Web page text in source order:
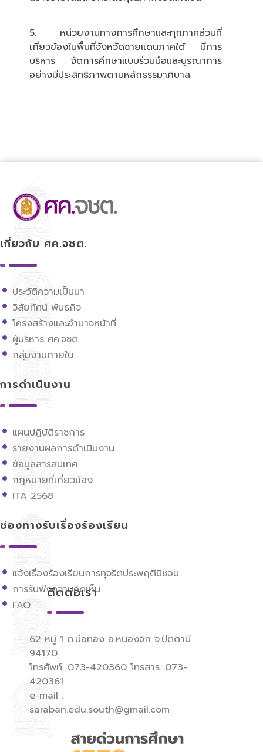
5. หน่วยงานทางการศึกษาและทุกภาคส่วนที่
เกี่ยวข้องในพื้นที่จังหวัดชายแดนภาคใต้ มีการ
บริหาร จัดการศึกษาแบบร่วมมือและบูรณาการ
อย่างมีประสิทธิภาพตามหลักธรรมาภิบาล
เกี่ยวกับ ศค.จชต.
ประวัติความเป็นมา
วิสัยทัศน์ พันธกิจ
โครงสร้างและอำนาจหน้าที่
ผู้บริหาร ศค.จชต.
กลุ่มงานภายใน
การดำเนินงาน
แผนปฏิบัติราชการ
รายงานผลการดำเนินงาน
ข้อมูลสารสนเทศ
กฎหมายที่เกี่ยวข้อง
ITA 2568
ช่องทางรับเรื่องร้องเรียน
แจ้งเรื่องร้องเรียนการทุจริตประพฤติมิชอบ
การรับฟังความคิดเห็น
FAQ
ติดต่อเรา
62 หมู่ 1 ต.บ่อทอง อ.หนองจิก จ.ปัตตานี
94170
โทรศัพท์. 073-420360 โทรสาร. 073-
420361
e-mail :
saraban.edu.south@gmail.com